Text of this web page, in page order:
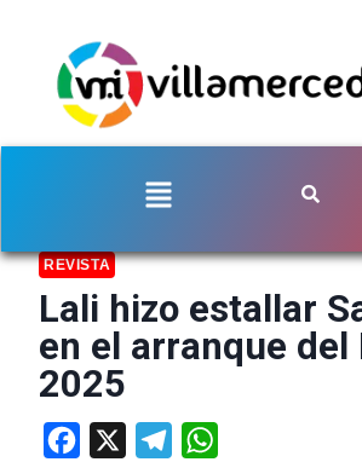
REVISTA
Lali hizo estallar
en el arranque del
2025
Facebook Telegram